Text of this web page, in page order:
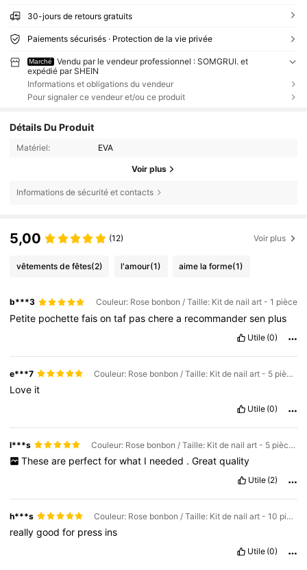
30-jours de retours gratuits
Paiements sécurisés · Protection de la vie privée
Marché
Vendu par le vendeur professionnel : SOMGRUI. et
expédié par SHEIN
Informations et obligations du vendeur
Pour signaler ce vendeur et/ou ce produit
Détails Du Produit
Matériel: EVA
Voir plus
Informations de sécurité et contacts
5,00 (12) Voir plus
vêtements de fêtes(2) l'amour(1) aime la forme(1)
b***3 Couleur: Rose bonbon / Taille: Kit de nail art - 1 pièce
Petite pochettefaisontaf pascherea recommandersen plus
Utile (0)
e***7 Couleur: Rose bonbon / Taille: Kit de nail art - 5 pièces
Love it
Utile (0)
l***s Couleur: Rose bonbon / Taille: Kit de nail art - 5 pièces
These are perfect for what I needed . Great quality
Utile (2)
h***s Couleur: Rose bonbon / Taille: Kit de nail art - 10 pièces
reallygoodfor press ins
Utile (0)